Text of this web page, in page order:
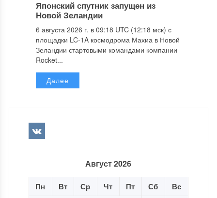
Японский спутник запущен из
Новой Зеландии
6 августа 2026 г. в 09:18 UTC (12:18 мск) с
площадки LC-1A космодрома Махиа в Новой
Зеландии стартовыми командами компании
Rocket...
Далее
Август 2026
Пн Вт Ср Чт Пт Сб Вс